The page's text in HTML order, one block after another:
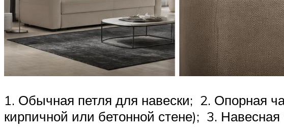
1. Обычная петля для навески; 2. Опорная
кирпичной или бетонной стене); 3. Навесная